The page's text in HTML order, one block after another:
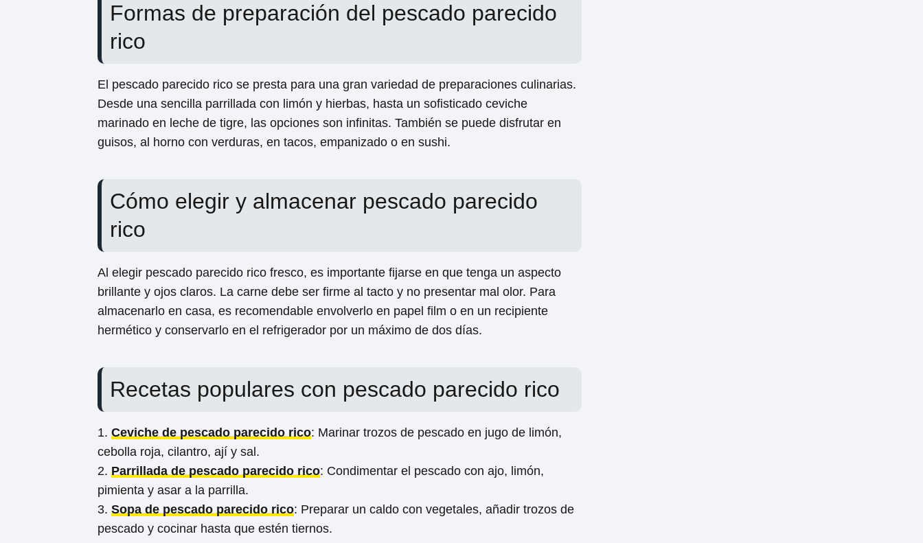
Formas de preparación del pescado parecido
rico
El pescado parecido rico se presta para una gran variedad de preparaciones culinarias.
Desde una sencilla parrillada con limón y hierbas, hasta un sofisticado ceviche
marinado en leche de tigre, las opciones son infinitas. También se puede disfrutar en
guisos, al horno con verduras, en tacos, empanizado o en sushi.
Cómo elegir y almacenar pescado parecido
rico
Al elegir pescado parecido rico fresco, es importante fijarse en que tenga un aspecto
brillante y ojos claros. La carne debe ser firme al tacto y no presentar mal olor. Para
almacenarlo en casa, es recomendable envolverlo en papel film o en un recipiente
hermético y conservarlo en el refrigerador por un máximo de dos días.
Recetas populares con pescado parecido rico
1. Ceviche de pescado parecido rico: Marinar trozos de pescado en jugo de limón,
cebolla roja, cilantro, ají y sal.
2. Parrillada de pescado parecido rico: Condimentar el pescado con ajo, limón,
pimienta y asar a la parrilla.
3. Sopa de pescado parecido rico: Preparar un caldo con vegetales, añadir trozos de
pescado y cocinar hasta que estén tiernos.